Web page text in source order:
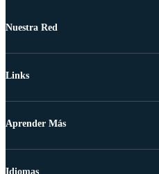
Nuestra Red
Links
Aprender Más
Idiomas